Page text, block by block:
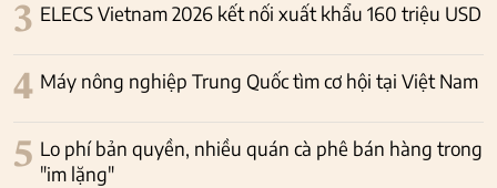
3 ELECS Vietnam 2026 kết nối xuất khẩu 160 triệu USD
4 Máy nông nghiệp Trung Quốc tìm cơ hội tại Việt Nam
5 Lo phí bản quyền, nhiều quán cà phê bán hàng trong
"im lặng"